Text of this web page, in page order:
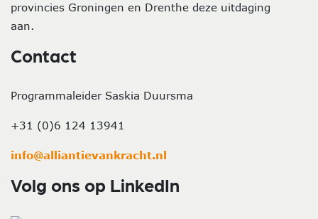
provincies Groningen en Drenthe deze uitdaging
aan.
Contact
Programmaleider Saskia Duursma
+31 (0)6 124 13941
info@alliantievankracht.nl
Volg ons op LinkedIn